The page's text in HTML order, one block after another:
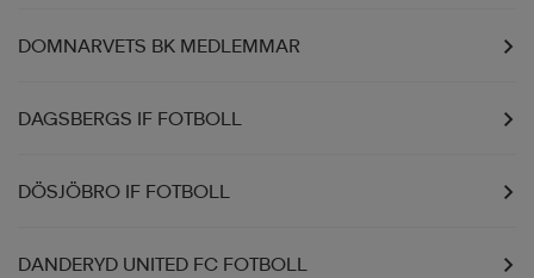
DOMNARVETS BK MEDLEMMAR
DAGSBERGS IF FOTBOLL
DÖSJÖBRO IF FOTBOLL
DANDERYD UNITED FC FOTBOLL